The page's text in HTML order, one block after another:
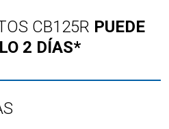
CB125R PUEDE
2 DÍAS*